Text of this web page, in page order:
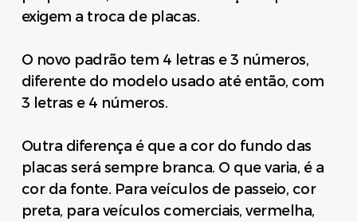
exigem a troca de placas.
O novo padrão tem 4 letras e 3 números,
diferente do modelo usado até então, com
3 letras e 4 números.
Outra diferença é que a cor do fundo das
placas será sempre branca. O que varia, é a
cor da fonte. Para veículos de passeio, cor
preta, para veículos comerciais, vermelha,